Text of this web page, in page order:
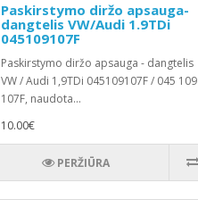
Paskirstymo diržo apsauga-
dangtelis VW/Audi 1.9TDi
045109107F
Paskirstymo diržo apsauga - dangtelis
VW / Audi 1,9TDi 045109107F / 045 109
107F, naudota...
10.00€
PERŽIŪRA